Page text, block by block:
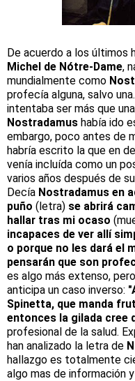
De acuerdo a los últimos
Michel de Nótre-Dame,
mundialmente como
profecía alguna, salvo
intentaba ser más que
Nostradamus había ido
embargo, poco antes de
habría escrito la que en
venía incluída como un
varios años después de
Decía Nostradamus en
puño (letra) se abrirá
hallar tras mi ocaso
incapaces de ver allí
o porque no les dará el
pensarán que son
es algo más extenso,
anticipa un caso inverso:
Spinetta, que manda
entonces la gilada cree
profesional de la salud.
han analizado la letra de
hallazgo es totalmente
algo mas de información